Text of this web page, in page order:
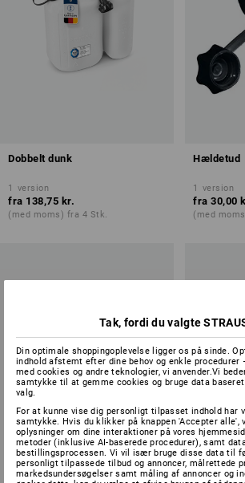
Dobbelt dunk
1 version
fra 138,75 kr.
(med moms) fra 4 Stk.
Hældetud
1 version
fra 30,00
(med
Tak, fordi du valgte
Din optimale shoppingoplevelse ligger os på sinde.
indhold afstemt efter dine behov og enkle procedurer
med cookies og andre teknologier, vi anvender.Vi
samtykke til at gemme cookies og bruge data
valg.
For at kunne vise dig personligt tilpasset indhold har
samtykke. Hvis du klikker på knappen 'Accepter alle',
oplysninger om dine interaktioner på vores
metoder (inklusive AI-baserede procedurer), samt
bestillingsprocessen. Vi vil især bruge disse data til
personligt tilpassede tilbud og annoncer, målrettede
markedsundersøgelser samt måling af annoncer og